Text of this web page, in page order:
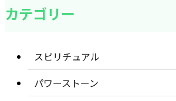
カテゴリー
スピリチュアル
パワーストーン